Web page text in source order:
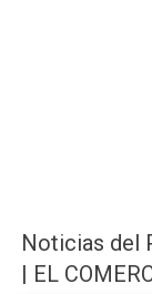
Noticias del
| EL